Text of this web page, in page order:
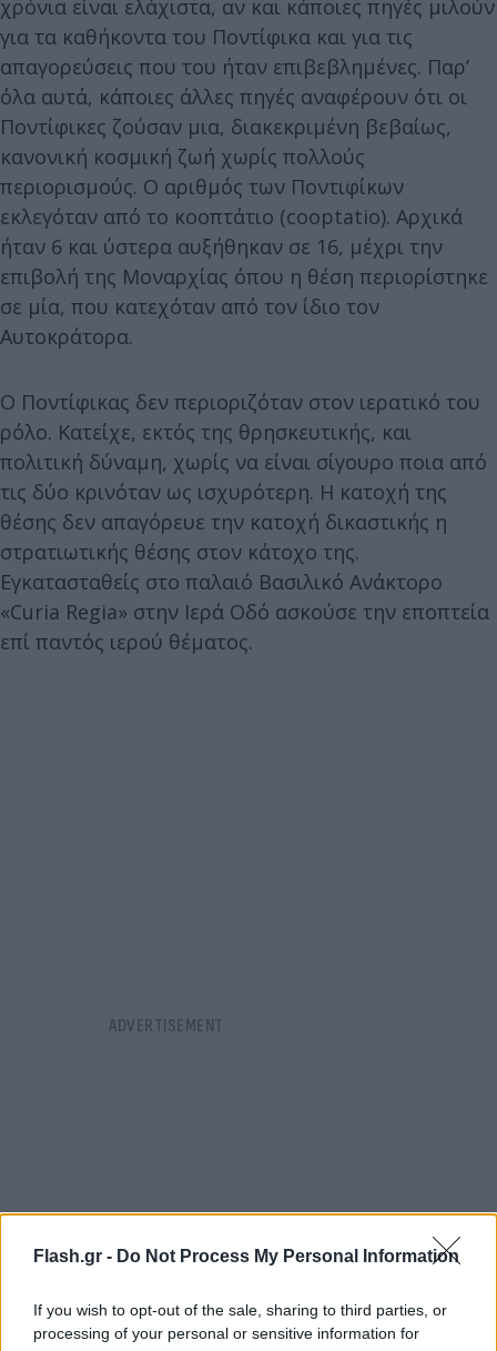
Flash.gr - Do Not Process My Personal Information
If you wish to opt-out of the sale, sharing to third parties, or
processing of your personal or sensitive information for
χρόνια είναι ελάχιστα, αν και κάποιες πηγές μιλούν
για τα καθήκοντα του Ποντίφικα και για τις
απαγορεύσεις που του ήταν επιβεβλημένες. Παρ’
όλα αυτά, κάποιες άλλες πηγές αναφέρουν ότι οι
Ποντίφικες ζούσαν μια, διακεκριμένη βεβαίως,
κανονική κοσμική ζωή χωρίς πολλούς
περιορισμούς. Ο αριθμός των Ποντιφίκων
εκλεγόταν από το κοοπτάτιο (cooptatio). Αρχικά
ήταν 6 και ύστερα αυξήθηκαν σε 16, μέχρι την
επιβολή της Μοναρχίας όπου η θέση περιορίστηκε
σε μία, που κατεχόταν από τον ίδιο τον
Αυτοκράτορα.
Ο Ποντίφικας δεν περιοριζόταν στον ιερατικό του
ρόλο. Κατείχε, εκτός της θρησκευτικής, και
πολιτική δύναμη, χωρίς να είναι σίγουρο ποια από
τις δύο κρινόταν ως ισχυρότερη. Η κατοχή της
θέσης δεν απαγόρευε την κατοχή δικαστικής η
στρατιωτικής θέσης στον κάτοχο της.
Εγκατασταθείς στο παλαιό Βασιλικό Ανάκτορο
«Curia Regia» στην Ιερά Οδό ασκούσε την εποπτεία
επί παντός ιερού θέματος.